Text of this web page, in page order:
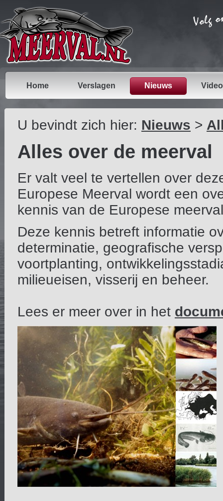
Home Verslagen Nieuws
U bevindt zich hier: Nieuws >
Alles over de meerval
Er valt veel te vertellen over
Europese Meerval wordt een
kennis van de Europese
Deze kennis betreft informatie
determinatie, geografische
voortplanting,
milieueisen, visserij en beheer.
Lees er meer over in het